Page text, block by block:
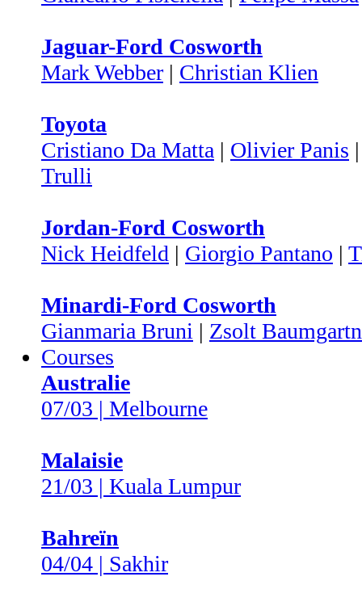
Jaguar-Ford Cosworth
Mark Webber | Christian Klien
Toyota
Cristiano Da Matta | Olivier Panis
Trulli
Jordan-Ford Cosworth
Nick Heidfeld | Giorgio Pantano |
Minardi-Ford Cosworth
Gianmaria Bruni | Zsolt
Courses
Australie
07/03 | Melbourne
Malaisie
21/03 | Kuala Lumpur
Bahreïn
04/04 | Sakhir